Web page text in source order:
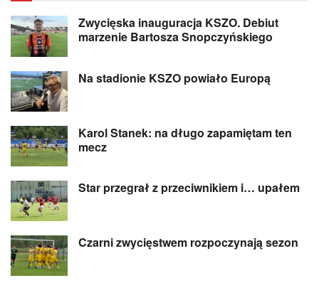
Zwycięska inauguracja KSZO. Debiut
marzenie Bartosza Snopczyńskiego
Na stadionie KSZO powiało Europą
Karol Stanek: na długo zapamiętam ten
mecz
Star przegrał z przeciwnikiem i… upałem
Czarni zwycięstwem rozpoczynają sezon